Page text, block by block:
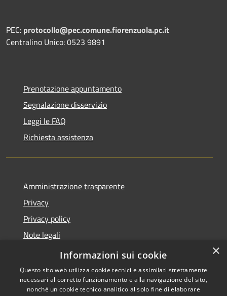
PEC: protocollo@pec.comune.fiorenzuola.pc.it
Centralino Unico: 0523 9891
Prenotazione appuntamento
Segnalazione disservizio
Leggi le FAQ
Richiesta assistenza
Amministrazione trasparente
Privacy
Privacy policy
Note legali
Dichiarazione di accessibilità
×
Informazioni sui cookie
Questo sito web utilizza cookie tecnici e assimilati strettamente
necessari al corretto funzionamento e alla navigazione del sito,
nonché un cookie tecnico analitico al solo fine di elaborare